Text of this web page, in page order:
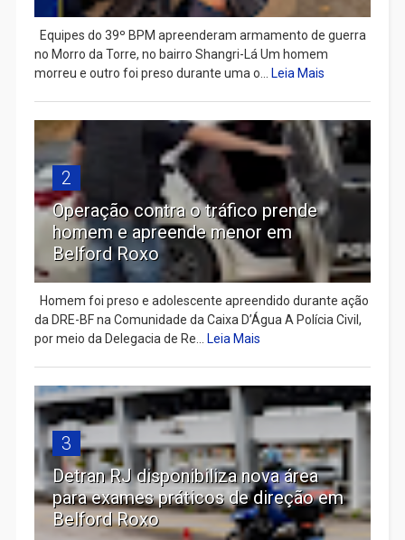
Equipes do 39º BPM apreenderam armamento de guerra
no Morro da Torre, no bairro Shangri-Lá Um homem
morreu e outro foi preso durante uma o...
Leia Mais
2
Operação contra o tráfico prende
homem e apreende menor em
Belford Roxo
Homem foi preso e adolescente apreendido durante ação
da DRE-BF na Comunidade da Caixa D’Água A Polícia Civil,
por meio da Delegacia de Re...
Leia Mais
3
Detran RJ disponibiliza nova área
para exames práticos de direção em
Belford Roxo